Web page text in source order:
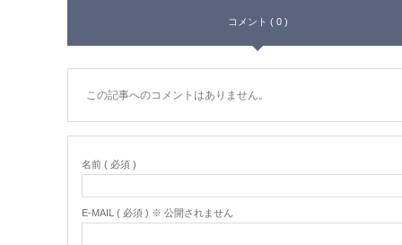
コメント ( 0 )
この記事へのコメントはありません。
名前 ( 必須 )
E-MAIL ( 必須 ) ※ 公開されません